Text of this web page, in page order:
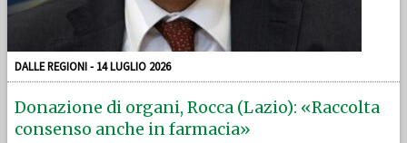
DALLE REGIONI - 14 LUGLIO 2026
Donazione di organi, Rocca (Lazio): «Raccolta
consenso anche in farmacia»